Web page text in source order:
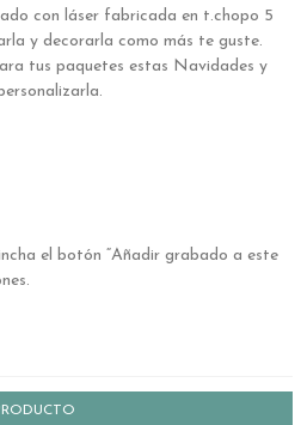
con láser fabricada en t.chopo 5
y decorarla como más te guste.
tus paquetes estas Navidades y
el botón “Añadir grabado a este